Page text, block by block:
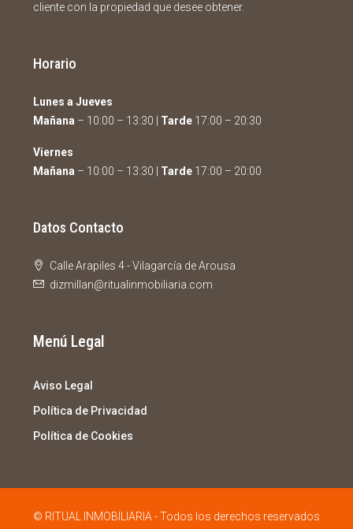
cliente con la propiedad que desee obtener.
Horario
Lunes a Jueves
Mañana – 10:00 – 13:30 | Tarde 17:00 – 20:30
Viernes
Mañana – 10:00 – 13:30 | Tarde 17:00 – 20:00
Datos Contacto
Calle Arapiles 4 - Vilagarcía de Arousa
dizmillan@ritualinmobiliaria.com
Menú Legal
Aviso Legal
Política de Privacidad
Política de Cookies
© RITUAL INMOBILIARIA - Todos los derechos reservados